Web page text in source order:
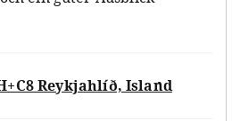
Reykjahlíð, Island